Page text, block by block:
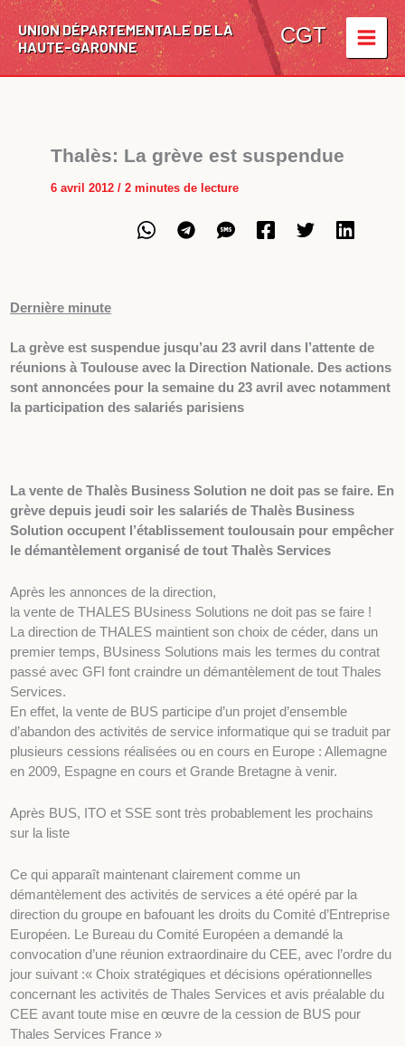
Aller
contenu
UNION DÉPARTEMENTALE DE LA
HAUTE-GARONNE
CGT
Thalès: La grève est suspendue
6 avril 2012/2 minutes de lecture
Dernière minute
La grève est suspendue jusqu’au 23 avril dans l’attente de
réunions à Toulouse avec la Direction Nationale. Des actions
sont annoncées pour la semaine du 23 avril avec notamment
la participation des salariés parisiens
La vente de Thalès Business Solution ne doit pas se faire. En
grève depuis jeudi soir les salariés de Thalès Business
Solution occupent l’établissement toulousain pour empêcher
le démantèlement organisé de tout Thalès Services
Après les annonces de la direction,
la vente de THALES BUsiness Solutions ne doit pas se faire !
La direction de THALES maintient son choix de céder, dans un
premier temps, BUsiness Solutions mais les termes du contrat
passé avec GFI font craindre un démantèlement de tout Thales
Services.
En effet, la vente de BUS participe d’un projet d’ensemble
d’abandon des activités de service informatique qui se traduit par
plusieurs cessions réalisées ou en cours en Europe : Allemagne
en 2009, Espagne en cours et Grande Bretagne à venir.
Après BUS, ITO et SSE sont très probablement les prochains
sur la liste
Ce qui apparaît maintenant clairement comme un
démantèlement des activités de services a été opéré par la
direction du groupe en bafouant les droits du Comité d’Entreprise
Européen. Le Bureau du Comité Européen a demandé la
convocation d’une réunion extraordinaire du CEE, avec l’ordre du
jour suivant :« Choix stratégiques et décisions opérationnelles
concernant les activités de Thales Services et avis préalable du
CEE avant toute mise en œuvre de la cession de BUS pour
Thales Services France »